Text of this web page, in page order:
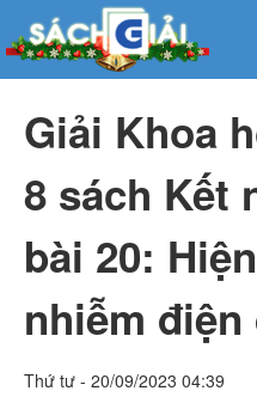
Giải Khoa
8 sách Kết
bài 20:
nhiễm
Thứ tư - 20/09/2023 04:39